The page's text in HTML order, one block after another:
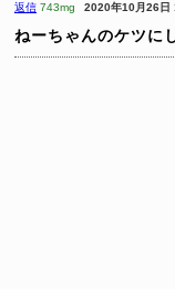
返信 743mg 2020年10月26日
ねーちゃんのケツに